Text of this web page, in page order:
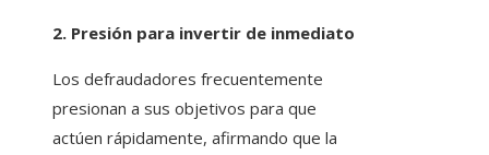
2. Presión para invertir de inmediato
Los defraudadores frecuentemente
presionan a sus objetivos para que
actúen rápidamente, afirmando que la